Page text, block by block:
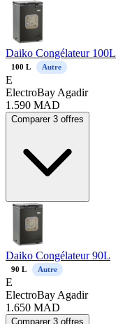
Daiko Congélateur 100L
100 L Autre
E
ElectroBay Agadir
1.590 MAD
Comparer 3 offres
Daiko Congélateur 90L
90 L Autre
E
ElectroBay Agadir
1.650 MAD
Comparer 3 offres